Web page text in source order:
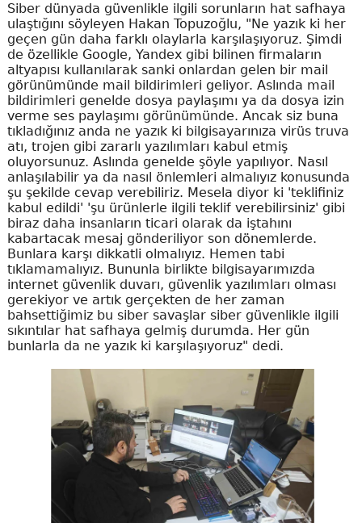
Siber dünyada güvenlikle ilgili sorunların hat safhaya
ulaştığını söyleyen Hakan Topuzoğlu, "Ne yazık ki her
geçen gün daha farklı olaylarla karşılaşıyoruz. Şimdi
de özellikle Google, Yandex gibi bilinen firmaların
altyapısı kullanılarak sanki onlardan gelen bir mail
görünümünde mail bildirimleri geliyor. Aslında mail
bildirimleri genelde dosya paylaşımı ya da dosya izin
verme ses paylaşımı görünümünde. Ancak siz buna
tıkladığınız anda ne yazık ki bilgisayarınıza virüs truva
atı, trojen gibi zararlı yazılımları kabul etmiş
oluyorsunuz. Aslında genelde şöyle yapılıyor. Nasıl
anlaşılabilir ya da nasıl önlemleri almalıyız konusunda
şu şekilde cevap verebiliriz. Mesela diyor ki 'teklifiniz
kabul edildi' 'şu ürünlerle ilgili teklif verebilirsiniz' gibi
biraz daha insanların ticari olarak da iştahını
kabartacak mesaj gönderiliyor son dönemlerde.
Bunlara karşı dikkatli olmalıyız. Hemen tabi
tıklamamalıyız. Bununla birlikte bilgisayarımızda
internet güvenlik duvarı, güvenlik yazılımları olması
gerekiyor ve artık gerçekten de her zaman
bahsettiğimiz bu siber savaşlar siber güvenlikle ilgili
sıkıntılar hat safhaya gelmiş durumda. Her gün
bunlarla da ne yazık ki karşılaşıyoruz" dedi.